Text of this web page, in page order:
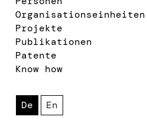
Organisationseinheiten
Projekte
Publikationen
Patente
Know how
De En